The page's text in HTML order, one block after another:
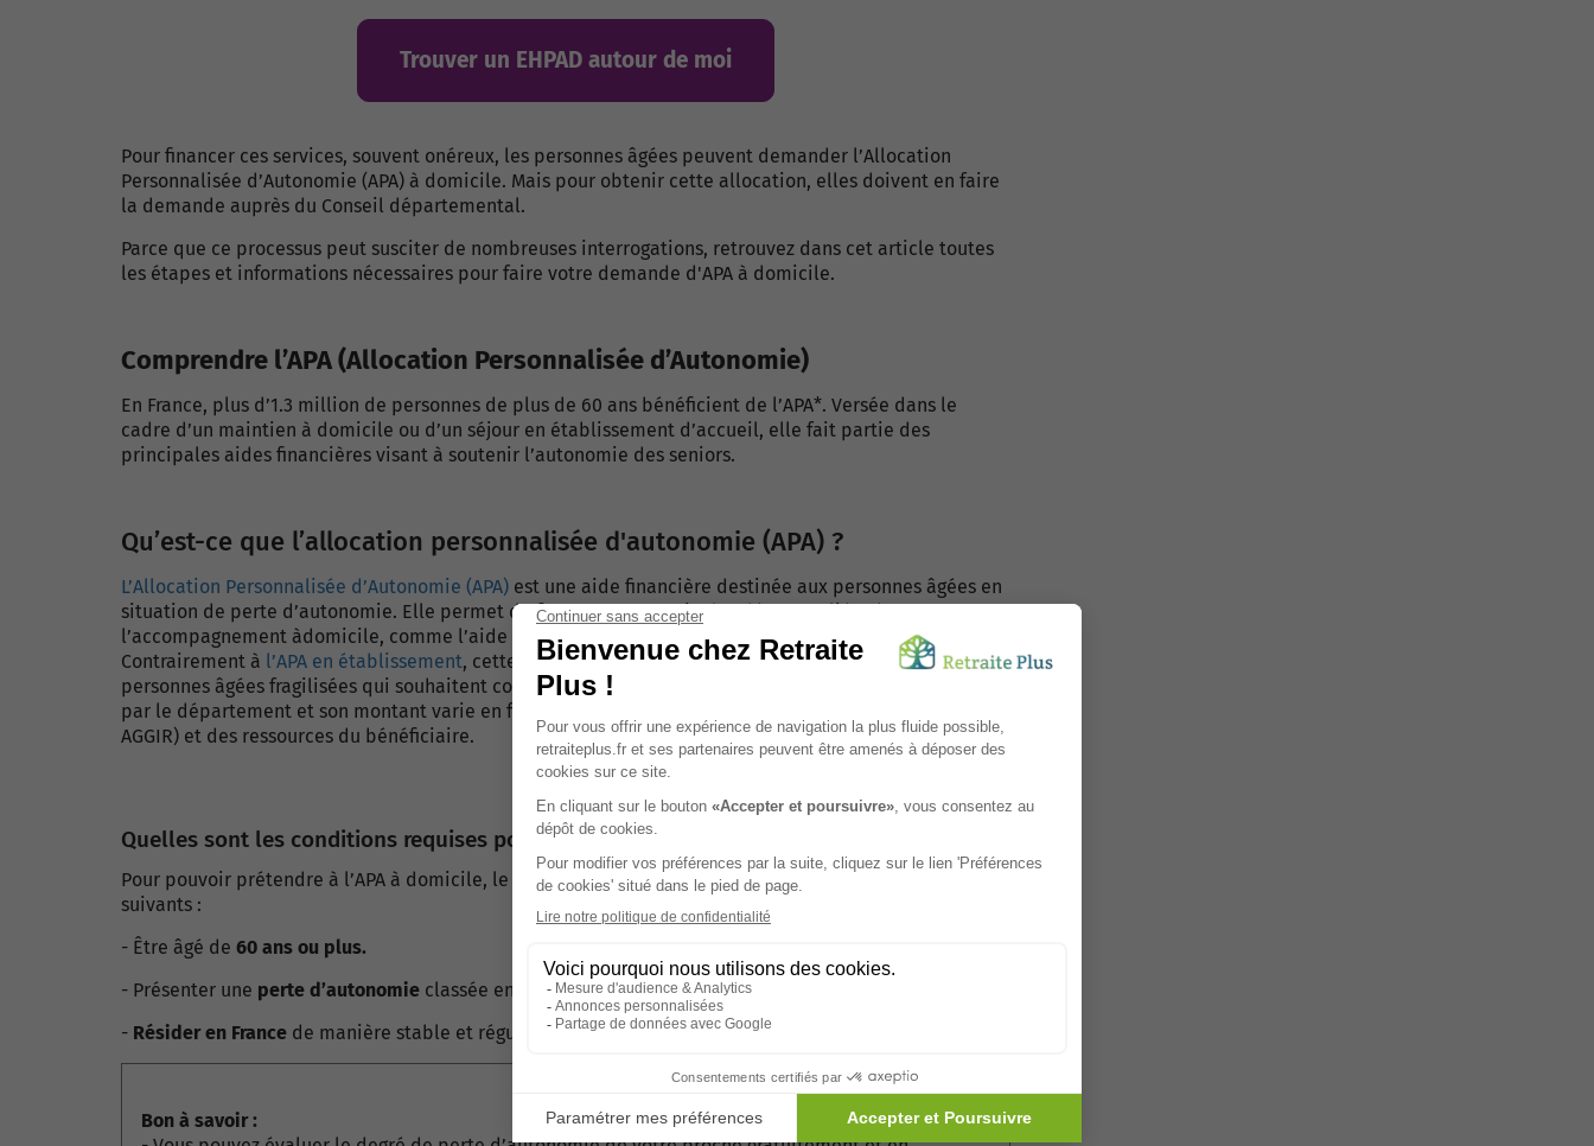
Trouver un EHPAD autour de moi
Pour financer ces services, souvent onéreux, les personnes âgées peuvent demander l’Allocation
Personnalisée d’Autonomie (APA) à domicile. Mais pour obtenir cette allocation, elles doivent en faire
la demande auprès du Conseil départemental.
Parce que ce processus peut susciter de nombreuses interrogations, retrouvez dans cet article toutes
les étapes et informations nécessaires pour faire votre demande d'APA à domicile.
Comprendre l’APA (Allocation Personnalisée d’Autonomie)
En France, plus d’1.3 million de personnes de plus de 60 ans bénéficient de l’APA*. Versée dans le
cadre d’un maintien à domicile ou d’un séjour en établissement d’accueil, elle fait partie des
principales aides financières visant à soutenir l’autonomie des seniors.
Qu’est-ce que l’allocation personnalisée d'autonomie (APA) ?
L’Allocation Personnalisée d’Autonomie (APA) est une aide financière destinée aux personnes âgées en
situation de perte d’autonomie. Elle permet de financer une partie des dépenses liées à
l’accompagnement àdomicile, comme l’aide aux repas, à la toilette ou aux déplacements.
Contrairement à l’APA en établissement, cette allocation vise à favoriser lemaintien à domiciledes
personnes âgées fragilisées qui souhaitent continuer à vivre chez elles. Cette allocation est attribuée
par le département et son montant varie en fonction du degré de dépendance (évalué selon la grille
AGGIR) et des ressources du bénéficiaire.
Quelles sont les conditions requises pour bénéficier de l’APA à domicile ?
Pour pouvoir prétendre à l’APA à domicile, le demandeur doit répondre aux critères d’éligibilité
suivants :
- Être âgé de 60 ans ou plus.
- Présenter une perte d’autonomie classée en GIR 1 à 4selon la grille AGGIR.
- Résider en France de manière stable et régulière.
Bon à savoir :